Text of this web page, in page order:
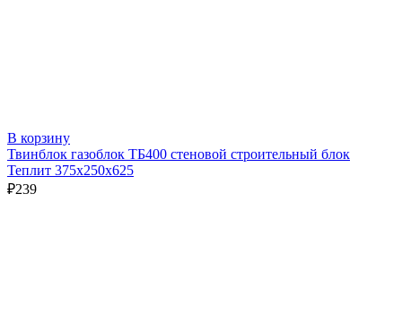
В корзину
Твинблок газоблок ТБ400 стеновой строительный блок
Теплит 375х250х625
₽239